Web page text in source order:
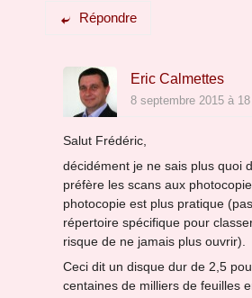
Répondre
Eric Calmettes
8 septembre 2015 à
Salut Frédéric,
décidément je ne sais plus quoi
préfère les scans aux
photocopie est plus pratique
répertoire spécifique pour
risque de ne jamais plus ouvrir).
Ceci dit un disque dur de 2,5
centaines de milliers de feuilles